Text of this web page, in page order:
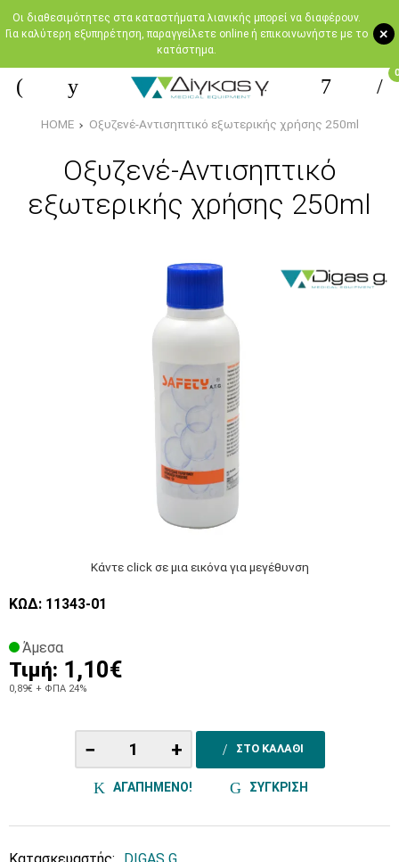
+
Oι διαθεσιμότητες στα καταστήματα λιανικής μπορεί να διαφέρουν.
Για καλύτερη εξυπηρέτηση, παραγγείλετε online ή επικοινωνήστε με το
κατάστημα.
0
HOME Οξυζενέ-Αντισηπτικό εξωτερικής χρήσης 250ml
Οξυζενέ-Αντισηπτικό
εξωτερικής χρήσης 250ml
Κάντε click σε μια εικόνα για μεγέθυνση
ΚΩΔ: 11343-01
Άμεσα
Τιμή: 1,10€
0,89€ + ΦΠΑ 24%
− + ΣΤΟ ΚΑΛΑΘΙ
ΑΓΑΠΗΜΕΝΟ! ΣΥΓΚΡΙΣΗ